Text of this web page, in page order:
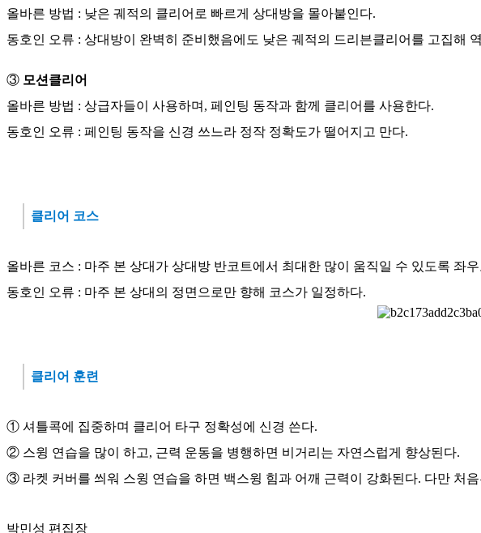
올바른 방법 : 낮은 궤적의 클리어로 빠르게 상대방을 몰아붙인다.
동호인 오류 : 상대방이 완벽히 준비했음에도 낮은 궤적의 드리븐클리어를 고집해
③ 모션클리어
올바른 방법 : 상급자들이 사용하며, 페인팅 동작과 함께 클리어를 사용한다.
동호인 오류 : 페인팅 동작을 신경 쓰느라 정작 정확도가 떨어지고 만다.
클리어 코스
올바른 코스 : 마주 본 상대가 상대방 반코트에서 최대한 많이 움직일 수 있도록 좌
동호인 오류 : 마주 본 상대의 정면으로만 향해 코스가 일정하다.
클리어 훈련
① 셔틀콕에 집중하며 클리어 타구 정확성에 신경 쓴다.
② 스윙 연습을 많이 하고, 근력 운동을 병행하면 비거리는 자연스럽게 향상된다.
③ 라켓 커버를 씌워 스윙 연습을 하면 백스윙 힘과 어깨 근력이 강화된다. 다만 처
박민성 편집장